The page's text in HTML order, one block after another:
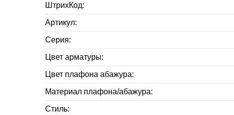
ШтрихКод:
Артикул:
Серия:
Цвет арматуры:
Цвет плафона абажура:
Материал плафона/абажура:
Стиль: